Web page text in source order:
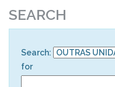
SEARCH
Search:
for